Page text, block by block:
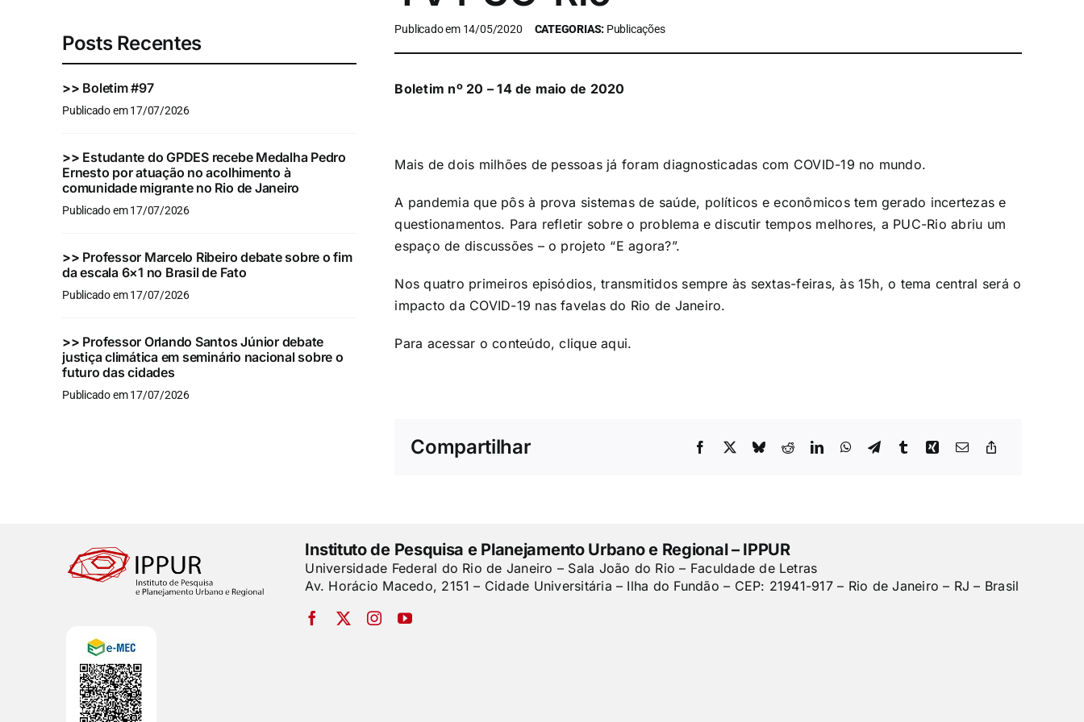
Posts Recentes
>> Boletim #97
Publicado em 17/07/2026
>> Estudante do GPDES recebe Medalha Pedro
Ernesto por atuação no acolhimento à
comunidade migrante no Rio de Janeiro
Publicado em 17/07/2026
>> Professor Marcelo Ribeiro debate sobre o fim
da escala 6×1 no Brasil de Fato
Publicado em 17/07/2026
>> Professor Orlando Santos Júnior debate
justiça climática em seminário nacional sobre o
futuro das cidades
Publicado em 17/07/2026
Publicado em 14/05/2020 CATEGORIAS: Publicações
Boletim nº 20 – 14 de maio de 2020
Mais de dois milhões de pessoas já foram diagnosticadas com COVID-19 no mundo.
A pandemia que pôs à prova sistemas de saúde, políticos e econômicos tem gerado incertezas e
questionamentos. Para refletir sobre o problema e discutir tempos melhores, a PUC-Rio abriu um
espaço de discussões – o projeto “E agora?”.
Nos quatro primeiros episódios, transmitidos sempre às sextas-feiras, às 15h, o tema central será o
impacto da COVID-19 nas favelas do Rio de Janeiro.
Para acessar o conteúdo, cliqueaqui.
Compartilhar
Instituto de Pesquisa e Planejamento Urbano e Regional – IPPUR
Universidade Federal do Rio de Janeiro – Sala João do Rio – Faculdade de Letras
Av. Horácio Macedo, 2151 – Cidade Universitária – Ilha do Fundão – CEP: 21941-917 – Rio de Janeiro – RJ – Brasil